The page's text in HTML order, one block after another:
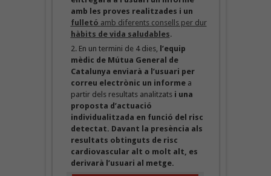
amb les proves realitzades i un
fulletó amb diferents consells per dur
hàbits de vida saludables.
En un termini de 4 dies,
l’equip
mèdic de Mútua General de
Catalunya enviarà a l’usuari per
correu electrònic un informea
partir dels resultats analitzats i una
proposta d’actuació
individualitzada en funció del risc
detectat. Davant la presència als
resultats obtinguts de risc
cardiovascular alt o molt alt, es
derivarà l’usuari al metge.